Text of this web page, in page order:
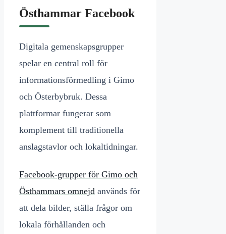
Östhammar Facebook
Digitala gemenskapsgrupper
spelar en central roll för
informationsförmedling i Gimo
och Österbybruk. Dessa
plattformar fungerar som
komplement till traditionella
anslagstavlor och lokaltidningar.
Facebook-grupper för Gimo och
Östhammars omnejd används för
att dela bilder, ställa frågor om
lokala förhållanden och